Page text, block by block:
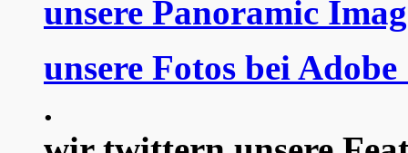
unsere Panoramic
unsere Fotos bei
.